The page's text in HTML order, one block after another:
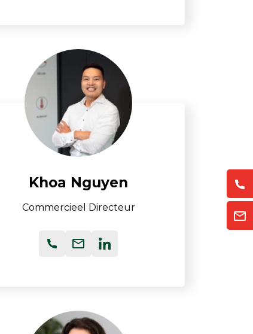
Khoa Nguyen
Commercieel Directeur